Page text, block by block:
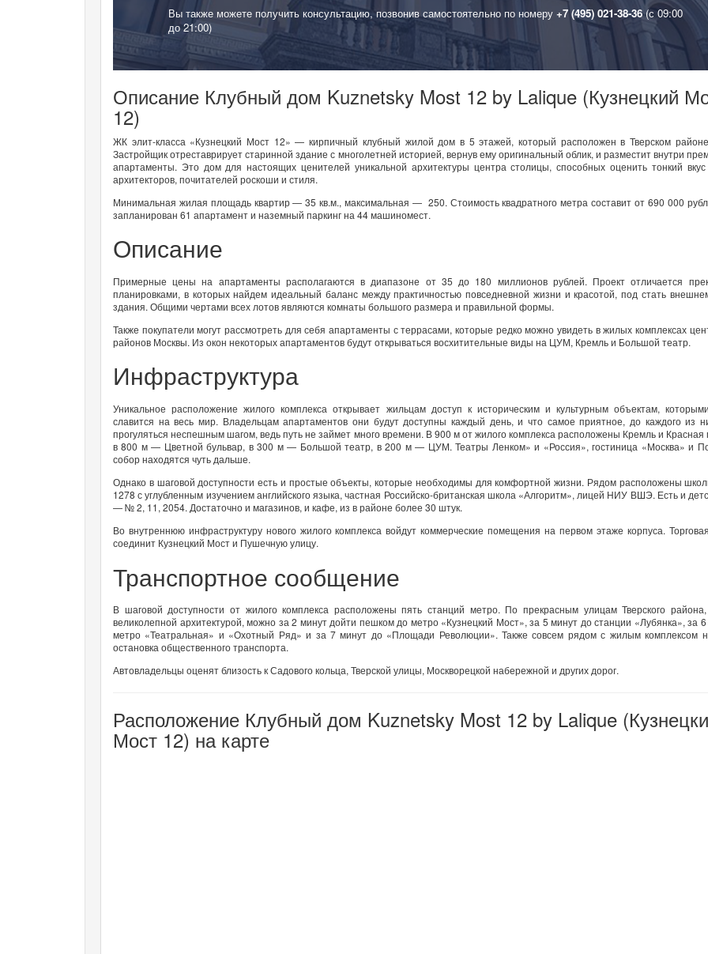
Вы также можете получить консультацию, позвонив самостоятельно по номеру +7 (495) 021-38-36 (с 09:00
до 21:00)
Описание Клубный дом Kuznetsky Most 12 by Lalique (Кузнецкий
12)
ЖК элит-класса «Кузнецкий Мост 12» — кирпичный клубный жилой дом в 5 этажей, который расположен в Тверском
Застройщик отреставрирует старинной здание с многолетней историей, вернув ему оригинальный облик, и разместит внутри
апартаменты. Это дом для настоящих ценителей уникальной архитектуры центра столицы, способных оценить тонкий
архитекторов, почитателей роскоши и стиля.
Минимальная жилая площадь квартир — 35 кв.м., максимальная — 250. Стоимость квадратного метра составит от 690 000
запланирован 61 апартамент и наземный паркинг на 44 машиномест.
Описание
Примерные цены на апартаменты располагаются в диапазоне от 35 до 180 миллионов рублей. Проект отличается
планировками, в которых найдем идеальный баланс между практичностью повседневной жизни и красотой, под стать
здания. Общими чертами всех лотов являются комнаты большого размера и правильной формы.
Также покупатели могут рассмотреть для себя апартаменты с террасами, которые редко можно увидеть в жилых комплексах
районов Москвы. Из окон некоторых апартаментов будут открываться восхитительные виды на ЦУМ, Кремль и Большой театр.
Инфраструктура
Уникальное расположение жилого комплекса открывает жильцам доступ к историческим и культурным объектам,
славится на весь мир. Владельцам апартаментов они будут доступны каждый день, и что самое приятное, до каждого из
прогуляться неспешным шагом, ведь путь не займет много времени. В 900 м от жилого комплекса расположены Кремль и
в 800 м — Цветной бульвар, в 300 м — Большой театр, в 200 м — ЦУМ. Театры Ленком» и «Россия», гостиница «Москва» и
собор находятся чуть дальше.
Однако в шаговой доступности есть и простые объекты, которые необходимы для комфортной жизни. Рядом расположены
1278 с углубленным изучением английского языка, частная Российско-британская школа «Алгоритм», лицей НИУ ВШЭ. Есть и
— № 2, 11, 2054. Достаточно и магазинов, и кафе, из в районе более 30 штук.
Во внутреннюю инфраструктуру нового жилого комплекса войдут коммерческие помещения на первом этаже корпуса.
соединит Кузнецкий Мост и Пушечную улицу.
Транспортное сообщение
В шаговой доступности от жилого комплекса расположены пять станций метро. По прекрасным улицам Тверского
великолепной архитектурой, можно за 2 минут дойти пешком до метро «Кузнецкий Мост», за 5 минут до станции «Лубянка», за
метро «Театральная» и «Охотный Ряд» и за 7 минут до «Площади Революции». Также совсем рядом с жилым комплексом
остановка общественного транспорта.
Автовладельцы оценят близость к Садового кольца, Тверской улицы, Москворецкой набережной и других дорог.
Расположение Клубный дом Kuznetsky Most 12 by Lalique
Мост 12) на карте